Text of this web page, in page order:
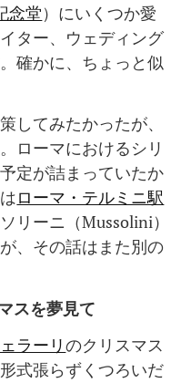
念堂）にいくつか愛
ター、ウェディング
確かに、ちょっと似
してみたかったが、
ローマにおけるシリ
定が詰まっていたか
ローマ・テルミニ駅
リーニ（Mussolini）
、その話はまた別の
スを夢見て
ラーリのクリスマス
式張らずくつろいだ